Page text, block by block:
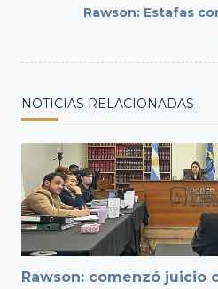
Rawson: Estafas
NOTICIAS RELACIONADAS
Rawson: comenzó juicio